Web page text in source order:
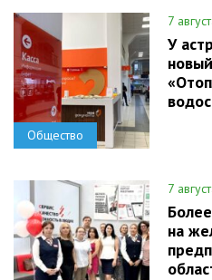
Общество
7
У
7
на